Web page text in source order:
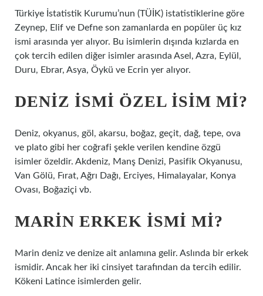
Türkiye İstatistik Kurumu’nun (TÜİK) istatistiklerine göre
Zeynep, Elif ve Defne son zamanlarda en popüler üç kız
ismi arasında yer alıyor. Bu isimlerin dışında kızlarda en
çok tercih edilen diğer isimler arasında Asel, Azra, Eylül,
Duru, Ebrar, Asya, Öykü ve Ecrin yer alıyor.
DENIZ ISMI ÖZEL ISIM MI?
Deniz, okyanus, göl, akarsu, boğaz, geçit, dağ, tepe, ova
ve plato gibi her coğrafi şekle verilen kendine özgü
isimler özeldir. Akdeniz, Manş Denizi, Pasifik Okyanusu,
Van Gölü, Fırat, Ağrı Dağı, Erciyes, Himalayalar, Konya
Ovası, Boğaziçi vb.
MARIN ERKEK ISMI MI?
Marin deniz ve denize ait anlamına gelir. Aslında bir erkek
ismidir. Ancak her iki cinsiyet tarafından da tercih edilir.
Kökeni Latince isimlerden gelir.